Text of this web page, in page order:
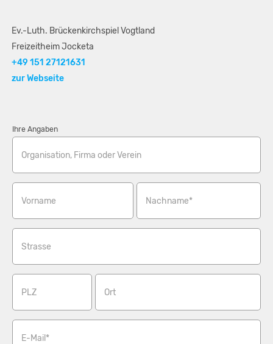
Ev.-Luth. Brückenkirchspiel Vogtland
Freizeitheim Jocketa
+49 151 27121631
zur Webseite
Ihre Angaben
Organisation, Firma oder Verein
Vorname Nachname*
Strasse
PLZ Ort
E-Mail*